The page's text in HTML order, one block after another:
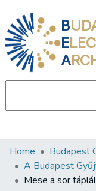
B
E
A
Communities &
All of DSpace
Home Budapest
Mese a sör